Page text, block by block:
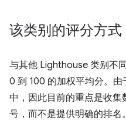
该类别的评分方式
与其他 Lighthouse 类别不
0 到 100 的加权平均分。
中，因此目前的重点是收
号，而不是提供明确的排名。